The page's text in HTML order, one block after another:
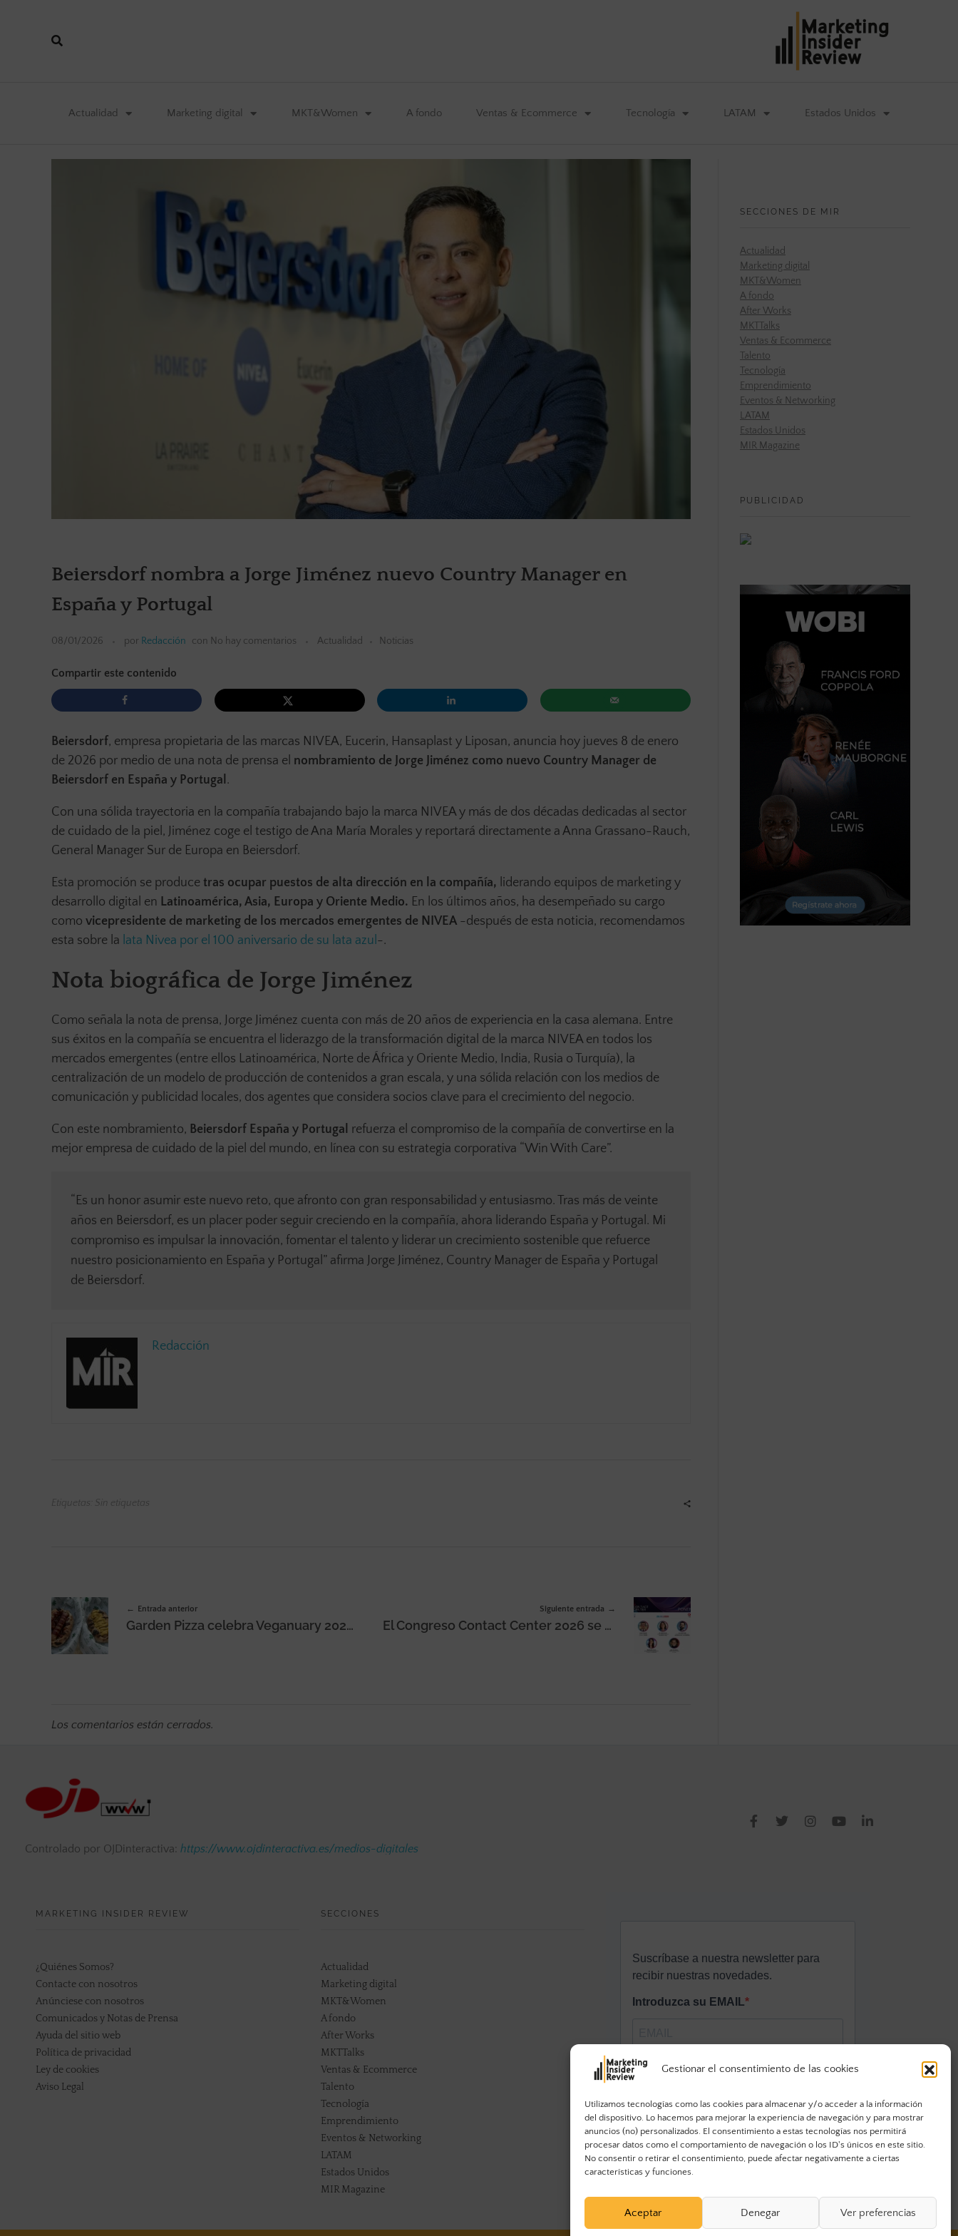
Gestionar el consentimiento de las cookies
Utilizamos tecnologías como las cookies para almacenar y/o acceder a la información
del dispositivo. Lo hacemos para mejorar la experiencia de navegación y para mostrar
anuncios (no) personalizados. El consentimiento a estas tecnologías nos permitirá
procesar datos como el comportamiento de navegación o los ID's únicos en este sitio.
No consentir o retirar el consentimiento, puede afectar negativamente a ciertas
características y funciones.
Aceptar Denegar Ver preferencias
Actualidad Marketing digital MKT&Women A fondo Ventas & Ecommerce Tecnología LATAM Estados Unidos
Beiersdorf nombra a Jorge Jiménez nuevo Country Manager en
España y Portugal
08/01/2026 por Redacción con No hay comentarios Actualidad Noticias
Compartir este contenido
Beiersdorf, empresa propietaria de las marcas NIVEA, Eucerin, Hansaplast y Liposan, anuncia hoy jueves 8 de enero
de 2026 por medio de una nota de prensa el nombramiento de Jorge Jiménez como nuevo Country Manager de
Beiersdorf en España y Portugal.
Con una sólida trayectoria en la compañía trabajando bajo la marca NIVEA y más de dos décadas dedicadas al sector
de cuidado de la piel, Jiménez coge el testigo de Ana María Morales y reportará directamente a Anna Grassano-Rauch,
General Manager Sur de Europa en Beiersdorf.
Esta promoción se produce tras ocupar puestos de alta dirección en la compañía, liderando equipos de marketing y
desarrollo digital en Latinoamérica, Asia, Europa y Oriente Medio. En los últimos años, ha desempeñado su cargo
como vicepresidente de marketing de los mercados emergentes de NIVEA -después de esta noticia, recomendamos
esta sobre la lata Nivea por el 100 aniversario de su lata azul-.
Nota biográfica de Jorge Jiménez
Como señala la nota de prensa, Jorge Jiménez cuenta con más de 20 años de experiencia en la casa alemana. Entre
sus éxitos en la compañía se encuentra el liderazgo de la transformación digital de la marca NIVEA en todos los
mercados emergentes (entre ellos Latinoamérica, Norte de África y Oriente Medio, India, Rusia o Turquía), la
centralización de un modelo de producción de contenidos a gran escala, y una sólida relación con los medios de
comunicación y publicidad locales, dos agentes que considera socios clave para el crecimiento del negocio.
Con este nombramiento, Beiersdorf España y Portugal refuerza el compromiso de la compañía de convertirse en la
mejor empresa de cuidado de la piel del mundo, en línea con su estrategia corporativa “Win With Care”.
“Es un honor asumir este nuevo reto, que afronto con gran responsabilidad y entusiasmo. Tras más de veinte
años en Beiersdorf, es un placer poder seguir creciendo en la compañía, ahora liderando España y Portugal. Mi
compromiso es impulsar la innovación, fomentar el talento y liderar un crecimiento sostenible que refuerce
nuestro posicionamiento en España y Portugal” afirma Jorge Jiménez, Country Manager de España y Portugal
de Beiersdorf.
Redacción
Etiquetas: Sin etiquetas
Entrada anterior
Garden Pizza celebra Veganuary 2026 lanzando dos nuevos Pizza-Dogs veganos junto a Heura
Siguiente entrada
El Congreso Contact Center 2026 se celebrará el 26 de febrero para mostrar cómo «comprender y anticipar los cambios de un entorno en constante evolución»
Los comentarios están cerrados.
SECCIONES DE MIR
Actualidad
Marketing digital
MKT&Women
A fondo
After Works
MKTTalks
Ventas & Ecommerce
Talento
Tecnología
Emprendimiento
Eventos & Networking
LATAM
Estados Unidos
MIR Magazine
PUBLICIDAD
Controlado por OJDinteractiva: https://www.ojdinteractiva.es/medios-digitales
MARKETING INSIDER REVIEW
¿Quiénes Somos?
Contacte con nosotros
Anúnciese con nosotros
Comunicados y Notas de Prensa
Ayuda del sitio web
Política de privacidad
Ley de cookies
Aviso Legal
SECCIONES
Actualidad
Marketing digital
MKT&Women
A fondo
After Works
MKTTalks
Ventas & Ecommerce
Talento
Tecnología
Emprendimiento
Eventos & Networking
LATAM
Estados Unidos
MIR Magazine